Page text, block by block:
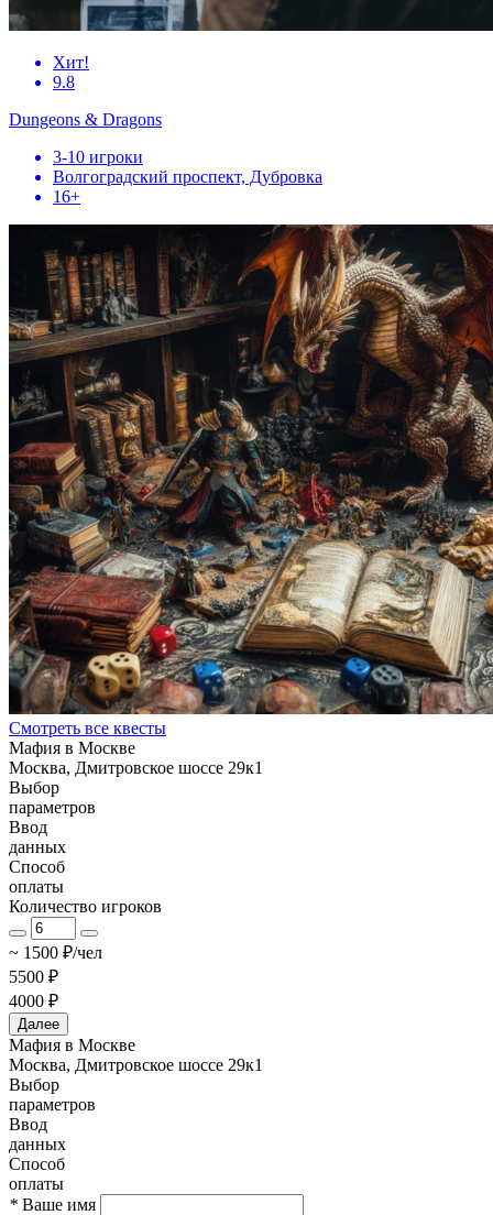
Хит!
9.8
Dungeons & Dragons
3-10 игроки
Волгоградский проспект, Дубровка
16+
Смотреть все квесты
Мафия в Москве
Москва, Дмитровское шоссе 29к1
Выбор
параметров
Ввод
данных
Способ
оплаты
Количество игроков
~ 1500 ₽/чел
5500 ₽
4000 ₽
Далее
Мафия в Москве
Москва, Дмитровское шоссе 29к1
Выбор
параметров
Ввод
данных
Способ
оплаты
* Ваше имя